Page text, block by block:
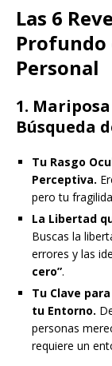
Las 6
Profundo
Personal
1.
Búsqueda
Tu Rasgo
Perceptiva.
pero tu
La Libertad
Buscas la
errores y las
cero”.
Tu Clave
tu Entorno.
personas
requiere un